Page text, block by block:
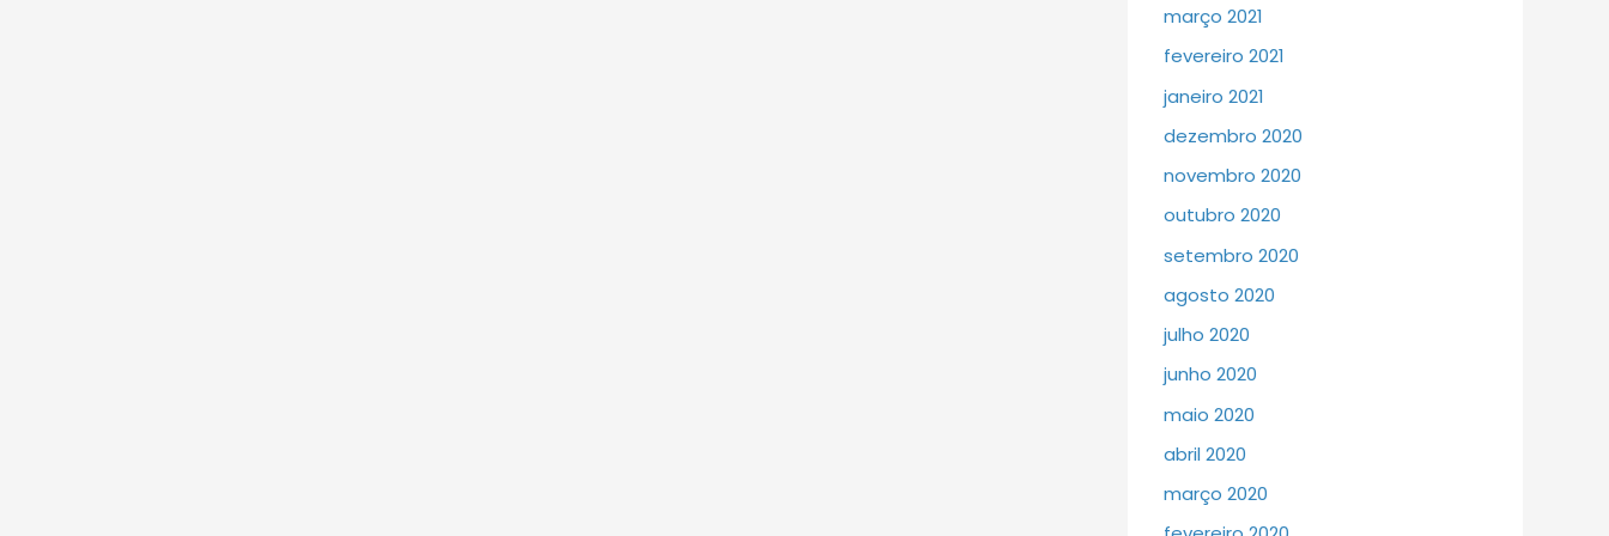
março 2021
fevereiro 2021
janeiro 2021
dezembro 2020
novembro 2020
outubro 2020
setembro 2020
agosto 2020
julho 2020
junho 2020
maio 2020
abril 2020
março 2020